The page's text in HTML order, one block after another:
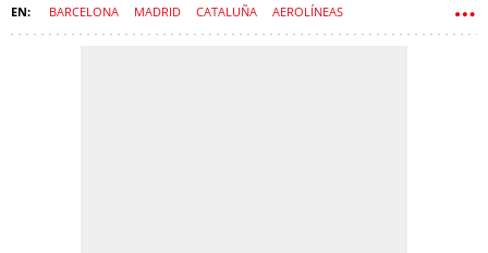
BARCELONA MADRID CATALUÑA AEROLÍNEAS